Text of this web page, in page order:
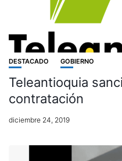
DESTACADO GOBIERNO
Teleantioquia
contratación
diciembre 24, 2019